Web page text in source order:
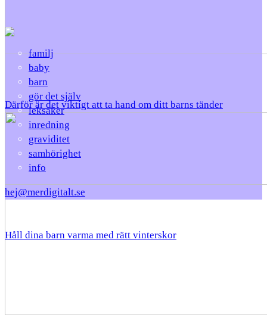
Därför är det viktigt att ta hand om ditt barns tänder
Håll dina barn varma med rätt vinterskor
familj
baby
barn
gör det själv
leksaker
inredning
graviditet
samhörighet
info
hej@merdigitalt.se